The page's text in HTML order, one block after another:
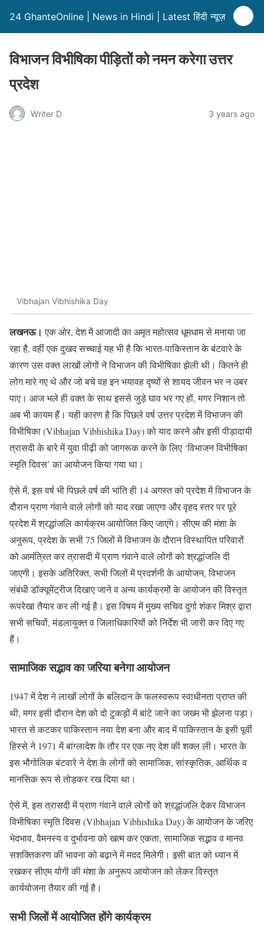
24 GhanteOnline | News in Hindi | Latest हिंदी न्यूज़
विभाजन विभीषिका पीड़ितों को नमन करेगा उत्तर
प्रदेश
Writer D 3 years ago
Vibhajan Vibhishika Day
लखनऊ। एक ओर, देश में आजादी का अमृत महोत्सव धूमधाम से मनाया जा
रहा है, वहीं एक दुखद सच्चाई यह भी है कि भारत-पाकिस्तान के बंटवारे के
कारण उस वक्त लाखों लोगों ने विभाजन की विभीषिका झेली थी। कितने ही
लोग मारे गए थे और जो बचे वह इन भयावह दृष्यों से शायद जीवन भर न उबर
पाए। आज भले ही वक्त के साथ इससे जुड़े घाव भर गए हों, मगर निशान तो
अब भी कायम हैं। यही कारण है कि पिछले वर्ष उत्तर प्रदेश में विभाजन की
विभीषिका (Vibhajan Vibhishika Day) को याद करने और इसी पीड़ादायी
त्रासदी के बारे में युवा पीढ़ी को जागरूक करने के लिए ‘विभाजन विभीषिका
स्मृति दिवस’ का आयोजन किया गया था।
ऐसे में, इस वर्ष भी पिछले वर्ष की भांति ही 14 अगस्त को प्रदेश में विभाजन के
दौरान प्राण गंवाने वाले लोगों को याद रखा जाएगा और वृहद स्तर पर पूरे
प्रदेश में श्रद्धांजलि कार्यक्रम आयोजित किए जाएंगे। सीएम की मंशा के
अनुरूप, प्रदेश के सभी 75 जिलों में विभाजन के दौरान विस्थापित परिवारों
को आमंत्रित कर त्रासदी में प्राण गंवाने वाले लोगों को श्रद्धांजलि दी
जाएगी। इसके अतिरिक्त, सभी जिलों में प्रदर्शनी के आयोजन, विभाजन
संबंधी डॉक्यूमेंट्रीज दिखाए जाने व अन्य कार्यक्रमों के आयोजन की विस्तृत
रूपरेखा तैयार कर ली गई है। इस विषय में मुख्य सचिव दुर्गा शंकर मिश्र द्वारा
सभी सचिवों, मंडलायुक्त व जिलाधिकारियों को निर्देश भी जारी कर दिए गए
हैं।
सामाजिक सद्भाव का जरिया बनेगा आयोजन
1947 में देश ने लाखों लोगों के बलिदान के फलस्वरूप स्वाधीनता प्राप्त की
थी, मगर इसी दौरान देश को दो टुकड़ों में बांटे जाने का जख्म भी झेलना पड़ा।
भारत से कटकर पाकिस्तान नया देश बना और बाद में पाकिस्तान के इसी पूर्वी
हिस्से ने 1971 में बांग्लादेश के तौर पर एक नए देश की शक्ल ली। भारत के
इस भौगोलिक बंटवारे ने देश के लोगों को सामाजिक, सांस्कृतिक, आर्थिक व
मानसिक रूप से तोड़कर रख दिया था।
ऐसे में, इस त्रासदी में प्राण गंवाने वाले लोगों को श्रद्धांजलि देकर विभाजन
विभीषिका स्मृति दिवस (Vibhajan Vibhishika Day) के आयोजन के जरिए
भेदभाव, वैमनस्य व दुर्भावना को खत्म कर एकता, सामाजिक सद्भाव व मानव
सशक्तिकरण की भावना को बढ़ाने में मदद मिलेगी। इसी बात को ध्यान में
रखकर सीएम योगी की मंशा के अनुरूप आयोजन को लेकर विस्तृत
कार्ययोजना तैयार की गई है।
सभी जिलों में आयोजित होंगे कार्यक्रम